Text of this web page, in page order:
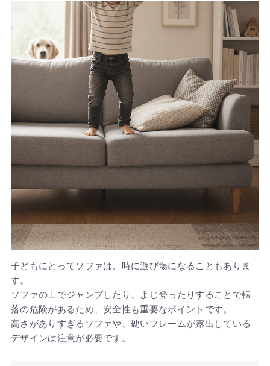
子どもにとってソファは、時に遊び場になることもありま
す。
ソファの上でジャンプしたり、よじ登ったりすることで転
落の危険があるため、安全性も重要なポイントです。
高さがありすぎるソファや、硬いフレームが露出している
デザインは注意が必要です。